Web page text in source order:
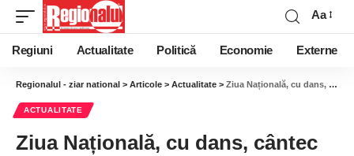
Aa
Regiuni Actualitate Politică Economie Externe
Regionalul - ziar national > Articole > Actualitate > Ziua Națională, cu dans, cântec și voie bună
ACTUALITATE
Ziua Națională, cu dans, cântec